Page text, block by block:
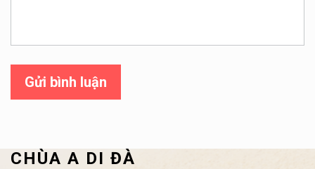
Gửi bình luận
CHÙA A DI ĐÀ